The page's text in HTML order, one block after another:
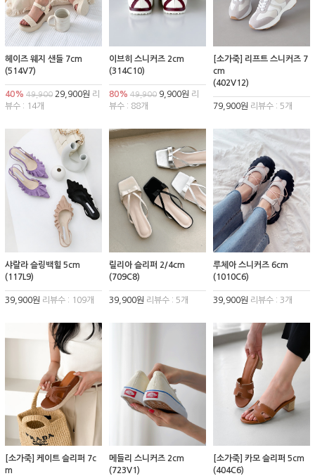
헤이즈 웨지 샌들 7cm
(514V7)
40% 49,900 29,900원 리
뷰수 : 14개
이브히 스니커즈 2cm
(314C10)
80% 49,9009,900원 리
뷰수 : 88개
[소가죽] 리프트 스니커즈 7
cm
(402V12)
79,900원 리뷰수 : 5개
샤랄라 슬링백힐 5cm
(117L9)
39,900원 리뷰수 : 109개
릴리아 슬리퍼 2/4cm
(709C8)
39,900원 리뷰수 : 5개
루체아 스니커즈 6cm
(1010C6)
39,900원 리뷰수 : 3개
[소가죽] 케이트 슬리퍼 7c
m
메들리 스니커즈 2cm
(723V1)
[소가죽] 카모 슬리퍼 5cm
(404C6)